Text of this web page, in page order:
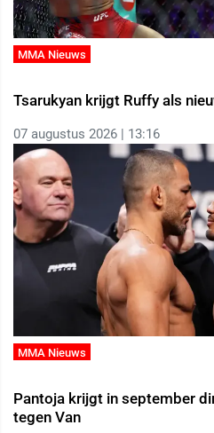
MMA Nieuws
Tsarukyan krijgt Ruffy als
07 augustus 2026 | 13:16
MMA Nieuws
Pantoja krijgt in september
tegen Van